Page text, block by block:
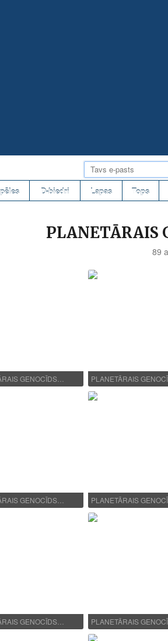
D-biedri Lapas Tops
PLANETĀRAIS
89
GENOCĪDS… PLANETĀRAIS
GENOCĪDS… PLANETĀRAIS
GENOCĪDS… PLANETĀRAIS